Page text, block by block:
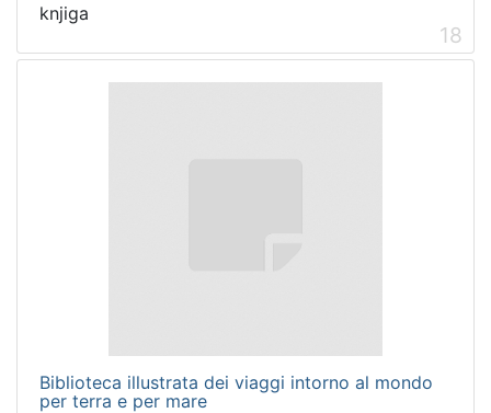
knjiga
18
Biblioteca illustrata dei viaggi intorno al mondo
per terra e per mare